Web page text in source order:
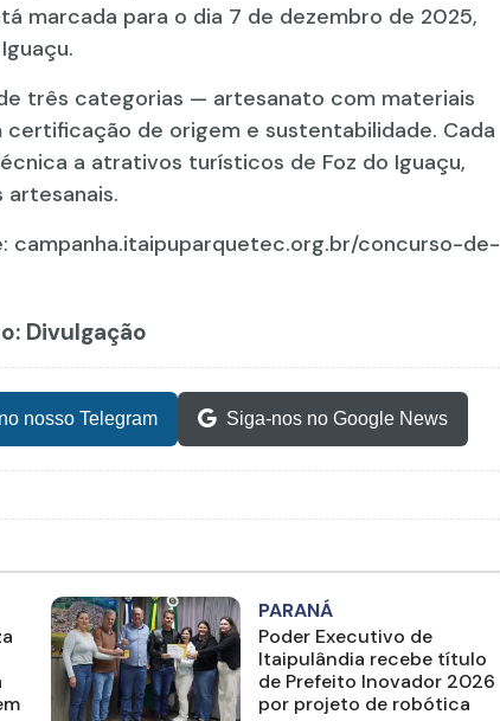
marcada para o dia 7 de dezembro de 2025,
três categorias — artesanato com materiais
de origem e sustentabilidade. Cada
a atrativos turísticos de Foz do Iguaçu,
campanha.itaipuparquetec.org.br/concurso-de-
Divulgação
nosso Telegram Siga-nos no Google News
PARANÁ
Poder Executivo de
Itaipulândia recebe título
de Prefeito Inovador 2026
por projeto de robótica